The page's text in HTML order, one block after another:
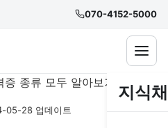
070-4152-5000
지식
종류 모두 알아보기
05-28 업데이트